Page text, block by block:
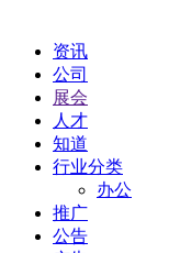
资讯
公司
展会
人才
知道
行业分类
办公
推广
公告